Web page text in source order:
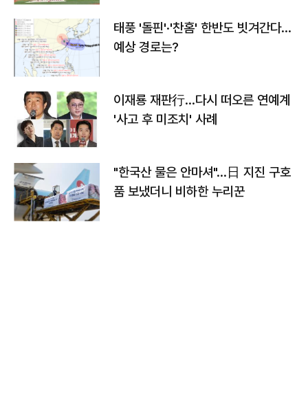
태풍 '돌핀'·'찬홈' 한반도 빗겨간다…
예상 경로는?
이재룡 재판行…다시 떠오른 연예계
'사고 후 미조치' 사례
"한국산 물은 안마셔"…日 지진 구호
품 보냈더니 비하한 누리꾼